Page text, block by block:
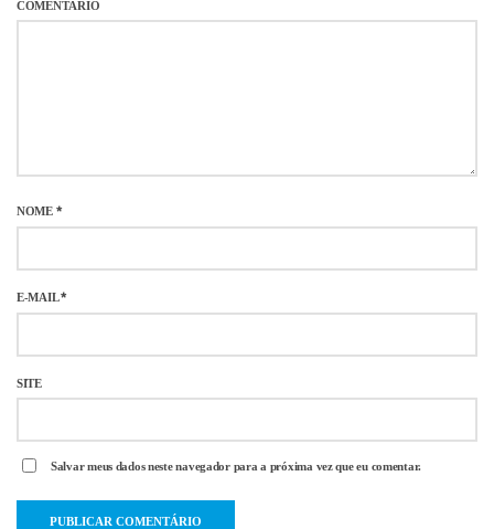
COMENTÁRIO
NOME *
E-MAIL*
SITE
Salvar meus dados neste navegador para a próxima vez que eu comentar.